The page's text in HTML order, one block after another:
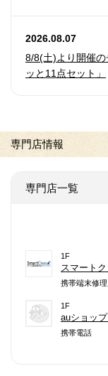
2026.08.07
8/8(土)より開催
ッと11点セット」
専門店情報
専門店一覧
1F
スマート
携帯端末修
1F
auショッ
携帯電話